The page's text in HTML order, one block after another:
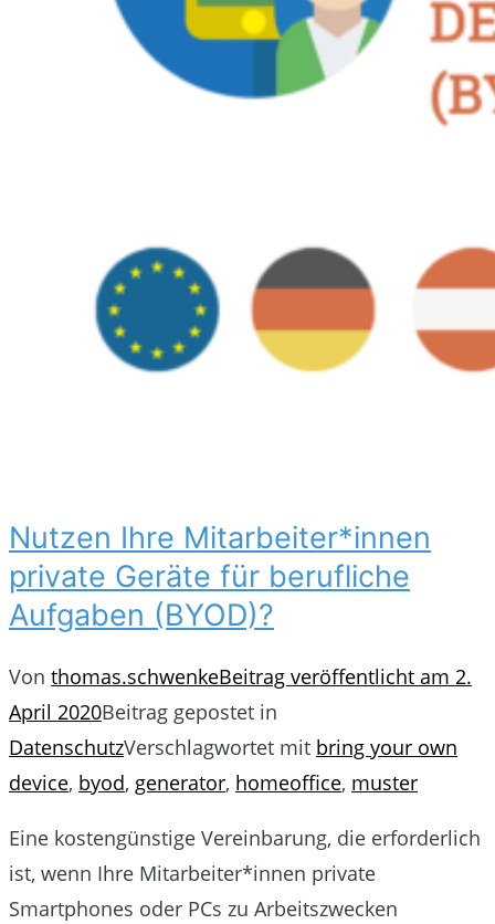
Nutzen Ihre Mitarbeiter*innen
private Geräte für berufliche
Aufgaben (BYOD)?
Von thomas.schwenkeBeitrag veröffentlicht am 2.
April 2020Beitrag gepostet in
DatenschutzVerschlagwortet mit bring your own
device, byod, generator, homeoffice, muster
Eine kostengünstige Vereinbarung, die erforderlich
ist, wenn Ihre Mitarbeiter*innen private
Smartphones oder PCs zu Arbeitszwecken